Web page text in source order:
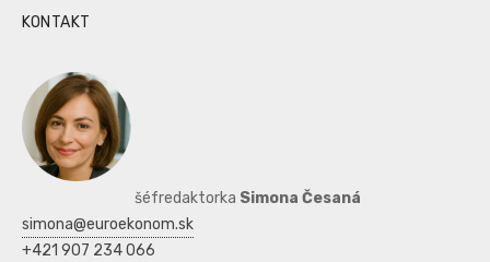
KONTAKT
šéfredaktorka Simona Česaná
simona@euroekonom.sk
+421 907 234 066